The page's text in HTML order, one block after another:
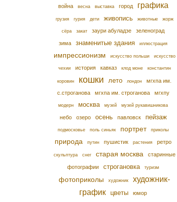
война весна выставка город графика
грузия гурия дети живопись животные жорж
сёра закат заури абуладзе зеленоград
зима знаменитые здания иллюстрация
импрессионизм искусство польши искусство
чехии история кавказ клод моне константин
коровин кошки лето лондон
мгхпа им.
с.строганова
мгхпа им. строганова мгхпу
модерн москва музей музей рукавишникова
небо озеро осень павловск пейзаж
подмосковье поль синьяк портрет приколы
природа путин пушистик растения ретро
скульптура снег старая москва старинные
фотографии строгановка туризм
фотоприколы художник
художник-
график цветы юмор